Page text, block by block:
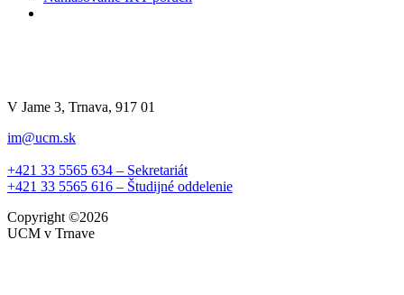
V Jame 3, Trnava, 917 01
im@ucm.sk
+421 33 5565 634 – Sekretariát
+421 33 5565 616 – Študijné oddelenie
Copyright ©2026
UCM v Trnave